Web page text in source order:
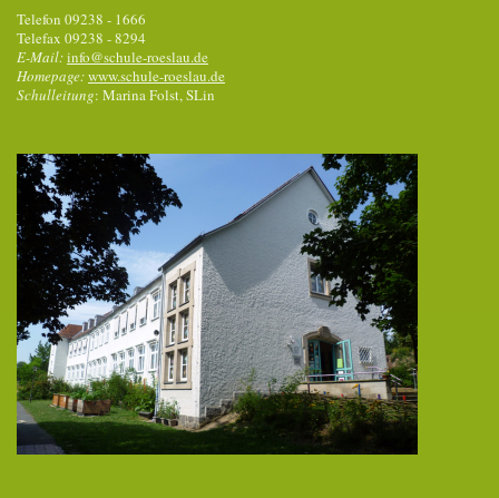
Telefon 09238 - 1666
Telefax 09238 - 8294
E-Mail:info@schule-roeslau.de
Homepage:www.schule-roeslau.de
Schulleitung: Marina Folst, SLin